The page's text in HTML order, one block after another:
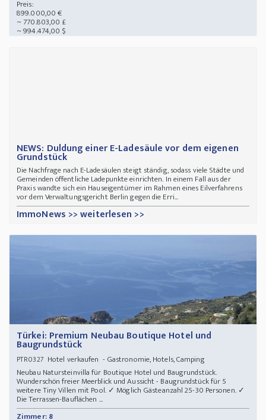
Preis:
899.000,00 €
~ 770.803,00 £
~ 994.474,00 $
NEWS: Duldung einer E-Ladesäule vor dem eigenen
Grundstück
Die Nachfrage nach E-Ladesäulen steigt ständig, sodass viele Städte und
Gemeinden öffentliche Ladepunkte einrichten. In einem Fall aus der
Praxis wandte sich ein Hauseigentümer im Rahmen eines Eilverfahrens
vor dem Verwaltungsgericht Berlin gegen die Erri...
ImmoNews >> weiterlesen >>
Türkei: Premium Neubau Boutique Hotel und
Baugrundstück
PTR0327 Hotel verkaufen - Gastronomie, Hotels, Camping
Neubau Natursteinvilla für Boutique Hotel und Baugrundstück.
Wunderschön freier Meerblick und Aussicht - Baugrundstück für 5
weitere Tiny Villen mit Pool. ✓ Möglich Gästeanzahl 25-30 Personen. ✓
Die Terrassen-Bauflächen ...
Zimmer: 8